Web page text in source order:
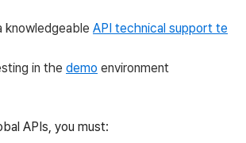
knowledgeable API technical support te
in the demo environment
APIs, you must: